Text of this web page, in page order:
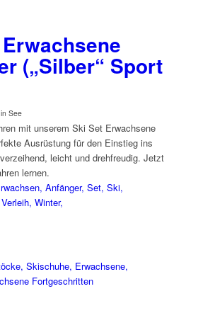
(„Silber“ Sport
See
mit unserem Ski Set Erwachsene
Ausrüstung für den Einstieg ins
leicht und drehfreudig. Jetzt
lernen.
Anfänger, Set, Ski,
Winter,